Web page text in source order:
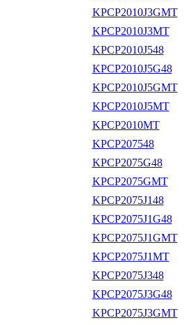
KPCP2010J3GMT
KPCP2010J3MT
KPCP2010J548
KPCP2010J5G48
KPCP2010J5GMT
KPCP2010J5MT
KPCP2010MT
KPCP207548
KPCP2075G48
KPCP2075GMT
KPCP2075J148
KPCP2075J1G48
KPCP2075J1GMT
KPCP2075J1MT
KPCP2075J348
KPCP2075J3G48
KPCP2075J3GMT